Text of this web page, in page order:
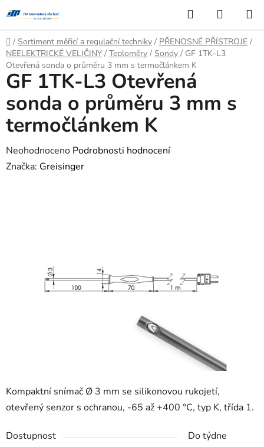
na
obsah
Hledat
KOŠÍK
Domů
/ Sortiment měřicí a regulační techniky / PŘENOSNÉ PŘÍSTROJE /
NEELEKTRICKÉ VELIČINY / Teploměry / Sondy / GF 1TK-L3
Otevřená sonda o průměru 3 mm s termočlánkem K
Kompaktní snímač Ø 3 mm se silikonovou rukojetí,
otevřený senzor s ochranou, -65 až +400 °C, typ K, třída 1.
Dostupnost
Do týdne
GF 1TK-L3 Otevřená
sonda o průměru 3 mm s
termočlánkem K
Průměrné
hodnocení
Neohodnoceno Podrobnosti hodnocení
Značka: Greisinger